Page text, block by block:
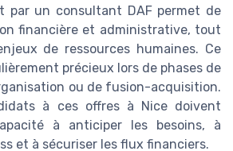
par un consultant DAF permet de
financière et administrative, tout
de ressources humaines. Ce
précieux lors de phases de
ou de fusion-acquisition.
à ces offres à Nice doivent
à anticiper les besoins, à
et à sécuriser les flux financiers.